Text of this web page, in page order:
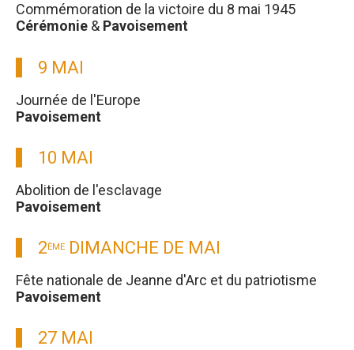
Commémoration de la victoire du 8 mai 1945
Cérémonie & Pavoisement
9 MAI
Journée de l'Europe
Pavoisement
10 MAI
Abolition de l'esclavage
Pavoisement
2ÈME DIMANCHE DE MAI
Fête nationale de Jeanne d'Arc et du patriotisme
Pavoisement
27 MAI